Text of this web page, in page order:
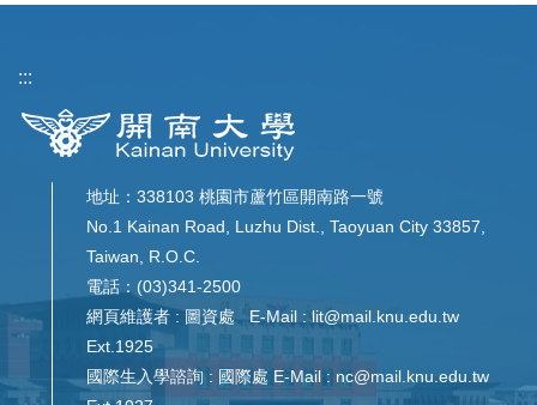
:::
地址：338103 桃園市蘆竹區開南路一號
No.1 Kainan Road, Luzhu Dist., Taoyuan City 33857,
Taiwan, R.O.C.
電話：(03)341-2500
網頁維護者 : 圖資處 E-Mail : lit@mail.knu.edu.tw
Ext.1925
國際生入學諮詢 : 國際處 E-Mail : nc@mail.knu.edu.tw